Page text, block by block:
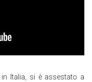
Italia, si è assestato a